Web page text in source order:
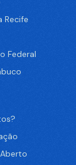
Recife
Federal